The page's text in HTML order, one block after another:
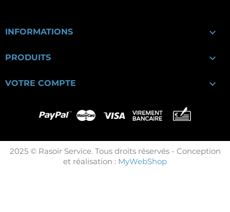
INFORMATIONS 
PRODUITS 
VOTRE COMPTE 
2025 © Rasoir Service. Tous droits réservés - Conception
et réalisation : MyWebShop